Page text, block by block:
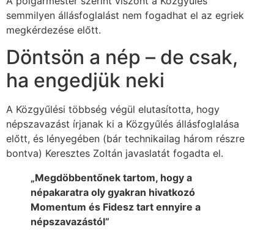
semmilyen állásfoglalást nem fogadhat el az egriek
megkérdezése előtt.
Döntsön a nép – de csak,
ha engedjük neki
A Közgyűlési többség végül elutasította, hogy
népszavazást írjanak ki a Közgyűlés állásfoglalása
előtt, és lényegében (bár technikailag három részre
bontva) Keresztes Zoltán javaslatát fogadta el.
„Megdöbbentőnek tartom, hogy a
népakaratra oly gyakran hivatkozó
Momentum és Fidesz tart ennyire a
népszavazástól”